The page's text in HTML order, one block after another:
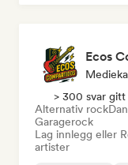
Ecos
> 300 svar gitt
Alternativ rock
Garagerock
Lag innlegg eller
artister